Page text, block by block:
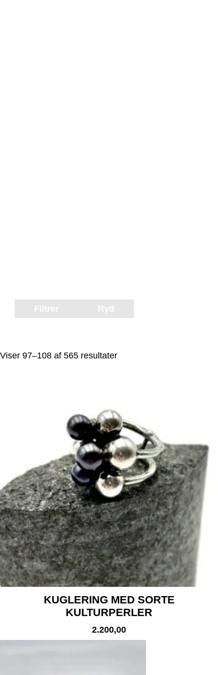
Filtrer Ryd
Viser 97–108 af 565 resultater
KUGLERING MED SORTE
KULTURPERLER
2.200,00